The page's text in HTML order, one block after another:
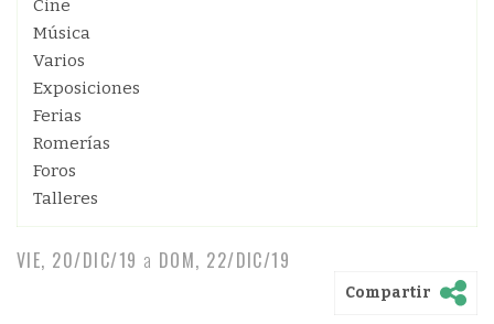
Cine
Música
Varios
Exposiciones
Ferias
Romerías
Foros
Talleres
VIE, 20/DIC/19 a DOM, 22/DIC/19
Compartir